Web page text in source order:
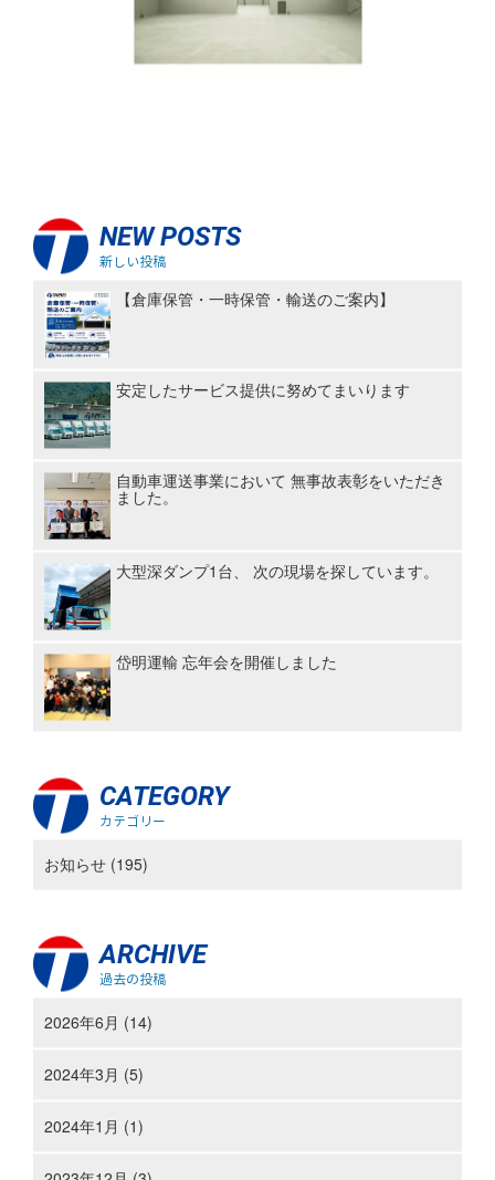
NEW POSTS
新しい投稿
【倉庫保管・一時保管・輸送のご案内】
安定したサービス提供に努めてまいります
自動車運送事業において 無事故表彰をいただき
ました。
大型深ダンプ1台、 次の現場を探しています。
岱明運輸 忘年会を開催しました
CATEGORY
カテゴリー
お知らせ (195)
ARCHIVE
過去の投稿
2026年6月 (14)
2024年3月 (5)
2024年1月 (1)